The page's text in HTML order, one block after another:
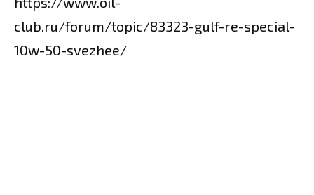
club.ru/forum/topic/83323-gulf-re-special-
10w-50-svezhee/